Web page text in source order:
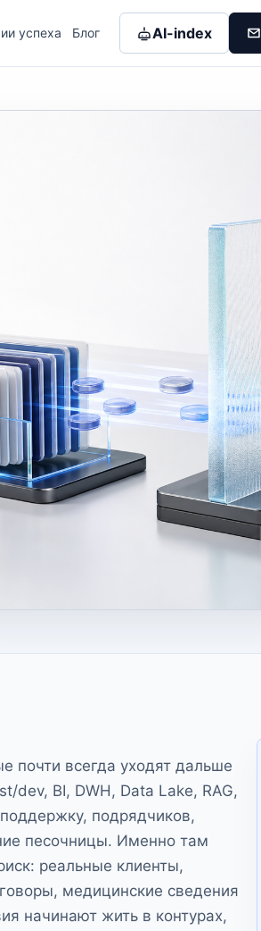
успеха Блог AI-index
почти всегда уходят дальше
dev, BI, DWH, Data Lake, RAG,
подрядчиков,
песочницы. Именно там
реальные клиенты,
медицинские сведения
начинают жить в контурах,